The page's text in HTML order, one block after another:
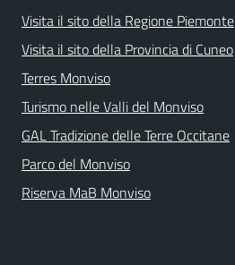
Visita il sito della Regione Piemonte
Visita il sito della Provincia di Cuneo
Terres Monviso
Turismo nelle Valli del Monviso
GAL Tradizione delle Terre Occitane
Parco del Monviso
Riserva MaB Monviso